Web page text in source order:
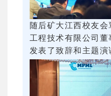
随后矿大江西校友
工程技术有限公司董
发表了致辞和主题演